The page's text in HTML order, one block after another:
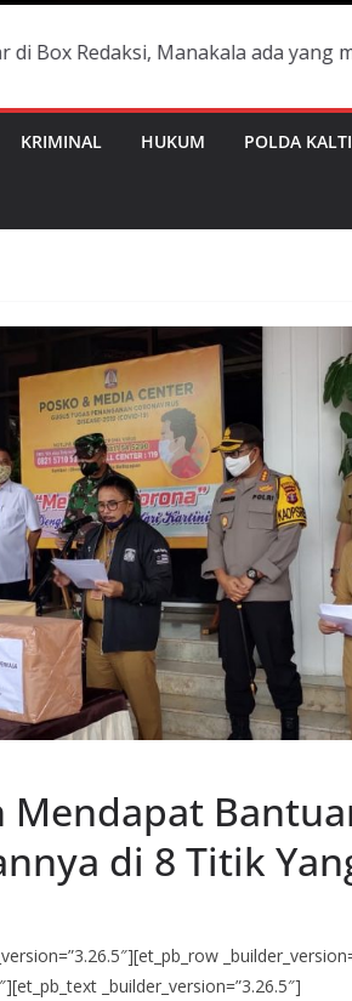
Manakala ada yang mengaku
KRIMINAL HUKUM POLDA
Mendapat
di 8 Titik
_builder_version=”3.26.5″]